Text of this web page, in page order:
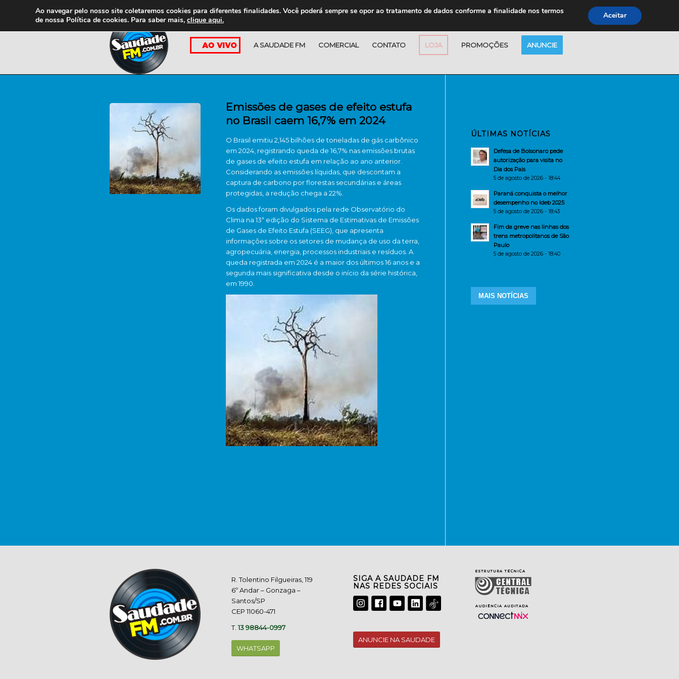
A SAUDADE FM COMERCIAL CONTATO LOJA PROMOÇÕES ANUNCIE
Emissões de gases de efeito estufa
no Brasil caem 16,7% em 2024
O Brasil emitiu 2,145 bilhões de toneladas de gás carbônico
em 2024, registrando queda de 16,7% nas emissões brutas
de gases de efeito estufa em relação ao ano anterior.
Considerando as emissões líquidas, que descontam a
captura de carbono por florestas secundárias e áreas
protegidas, a redução chega a 22%.
Os dados foram divulgados pela rede Observatório do
Clima na 13ª edição do Sistema de Estimativas de Emissões
de Gases de Efeito Estufa (SEEG), que apresenta
informações sobre os setores de mudança de uso da terra,
agropecuária, energia, processos industriais e resíduos. A
queda registrada em 2024 é a maior dos últimos 16 anos e a
segunda mais significativa desde o início da série histórica,
em 1990.
ÚLTIMAS NOTÍCIAS
Defesa de Bolsonaro pede
autorização para visita no
Dia dos Pais
5 de agosto de 2026 - 18:44
Paraná conquista o melhor
desempenho no Ideb 2025
5 de agosto de 2026 - 18:43
Fim da greve nas linhas dos
trens metropolitanos de São
Paulo
5 de agosto de 2026 - 18:40
MAIS NOTÍCIAS
R. Tolentino Filgueiras, 119
6º Andar – Gonzaga –
Santos/SP
CEP 11060-471
T.13 98844-0997
WHATSAPP
SIGA A SAUDADE FM
NAS REDES SOCIAIS
ANUNCIE NA SAUDADE
Ao navegar pelo nosso site coletaremos cookies para diferentes finalidades. Você poderá sempre se opor ao tratamento de dados conforme a finalidade nos termos
de nossa Política de cookies. Para saber mais, clique aqui. Aceitar